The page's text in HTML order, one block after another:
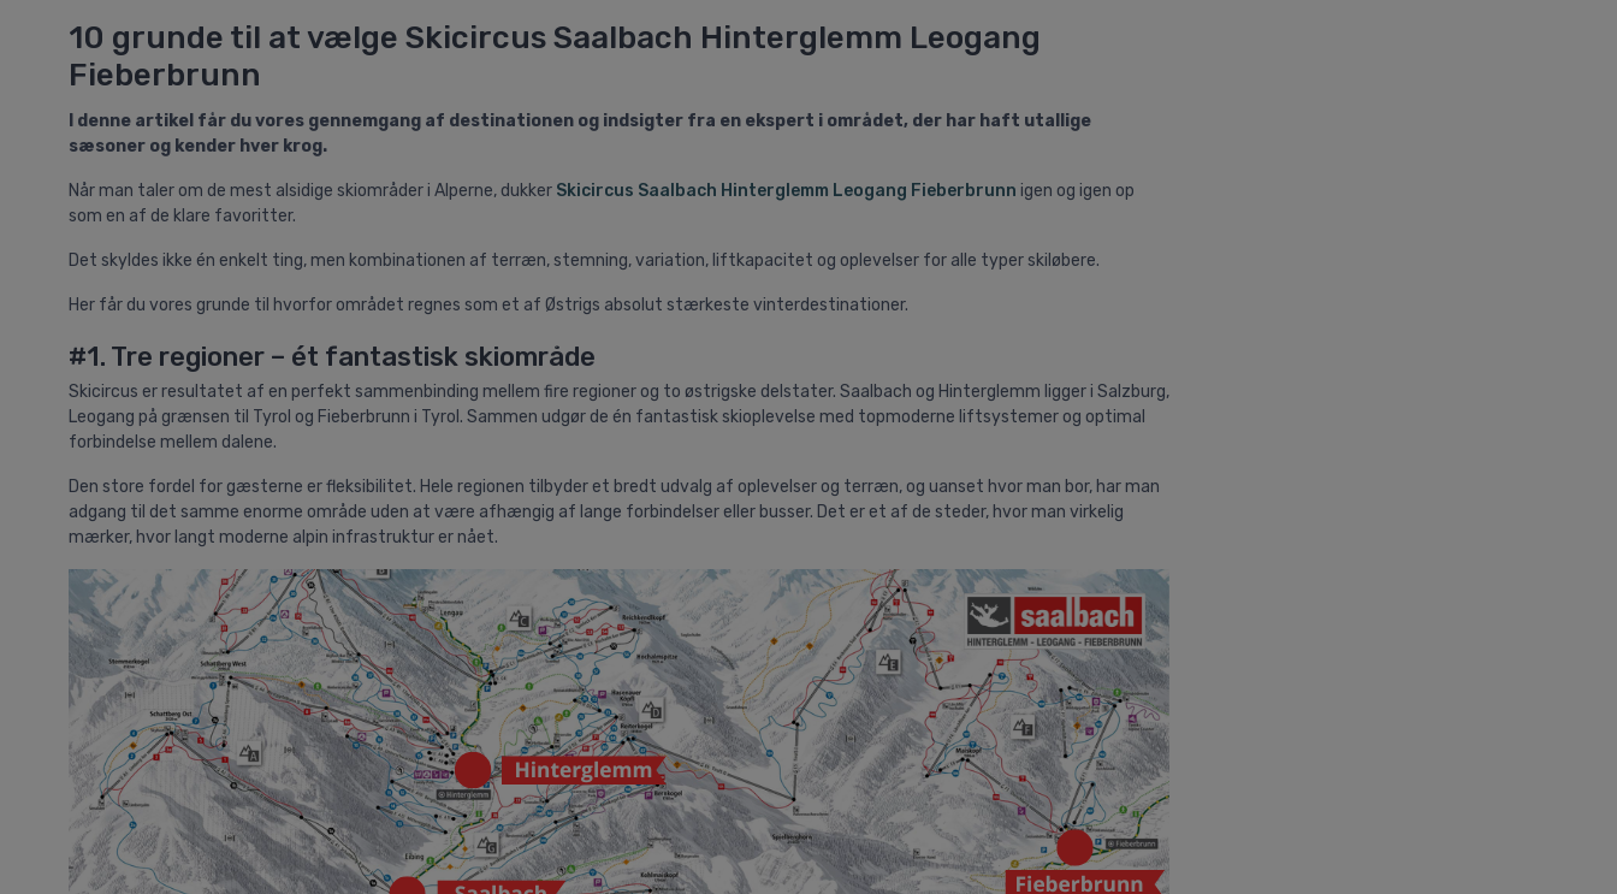
10 grunde til at vælge Skicircus Saalbach Hinterglemm Leogang
Fieberbrunn
I denne artikel får du vores gennemgang af destinationen og indsigter fra en ekspert i området, der har haft utallige
sæsoner og kender hver krog.
Når man taler om de mest alsidige skiområder i Alperne, dukker Skicircus Saalbach Hinterglemm Leogang Fieberbrunn igen og igen op
som en af de klare favoritter.
Det skyldes ikke én enkelt ting, men kombinationen af terræn, stemning, variation, liftkapacitet og oplevelser for alle typer skiløbere.
Her får du vores grunde til hvorfor området regnes som et af Østrigs absolut stærkeste vinterdestinationer.
#1. Tre regioner – ét fantastisk skiområde
Skicircus er resultatet af en perfekt sammenbinding mellem fire regioner og to østrigske delstater. Saalbach og Hinterglemm ligger i Salzburg,
Leogang på grænsen til Tyrol og Fieberbrunn i Tyrol. Sammen udgør de én fantastisk skioplevelse med topmoderne liftsystemer og optimal
forbindelse mellem dalene.
Den store fordel for gæsterne er fleksibilitet. Hele regionen tilbyder et bredt udvalg af oplevelser og terræn, og uanset hvor man bor, har man
adgang til det samme enorme område uden at være afhængig af lange forbindelser eller busser. Det er et af de steder, hvor man virkelig
mærker, hvor langt moderne alpin infrastruktur er nået.